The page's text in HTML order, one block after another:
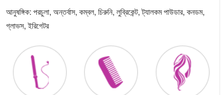
আনুষঙ্গিক: পরচুলা, অন্তর্বাস, কম্বল, চিরুনি, লুব্রিকেন্ট, ট্যালকম পাউডার, কনডম,
গ্লাভস, ইরিগেটর